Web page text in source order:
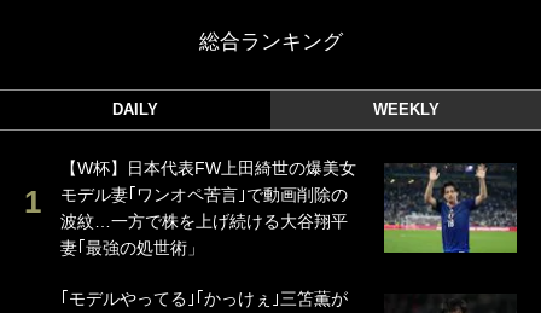
総合ランキング
DAILY WEEKLY
【W杯】日本代表FW上田綺世の爆美女
モデル妻｢ワンオペ苦言｣で動画削除の
波紋…一方で株を上げ続ける大谷翔平
妻｢最強の処世術」
｢モデルやってる｣｢かっけぇ｣三笘薫が